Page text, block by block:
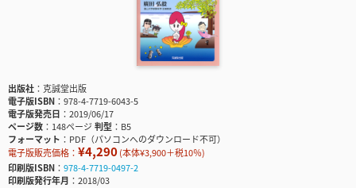
出版社
克誠堂出版
電子版ISBN
978-4-7719-6043-5
電子版発売日
2019/06/17
ページ数
148ページ判型
B5
フォーマット
PDF（パソコンへのダウンロード不可）
電子版販売価格： ¥4,290(本体¥3,900＋税10％)
印刷版ISBN
978-4-7719-0497-2
印刷版発行年月
2018/03